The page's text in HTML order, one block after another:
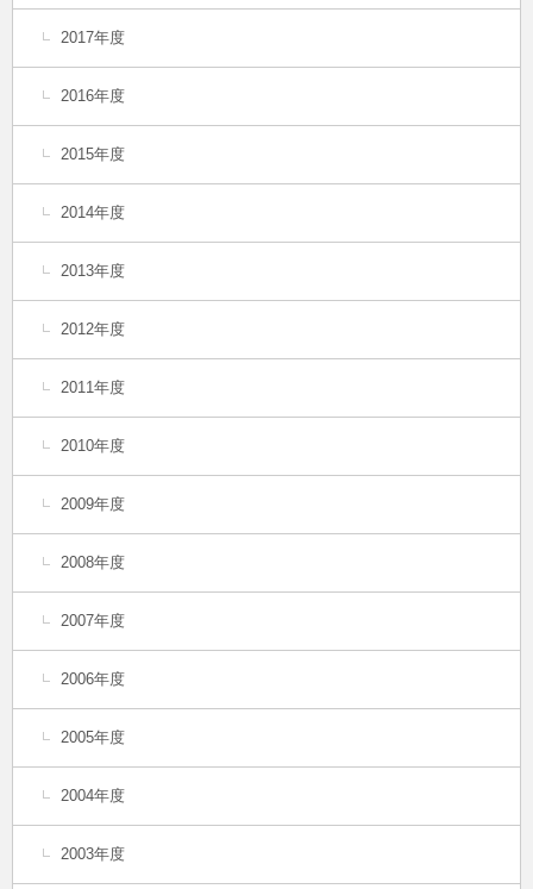
2017年度
2016年度
2015年度
2014年度
2013年度
2012年度
2011年度
2010年度
2009年度
2008年度
2007年度
2006年度
2005年度
2004年度
2003年度